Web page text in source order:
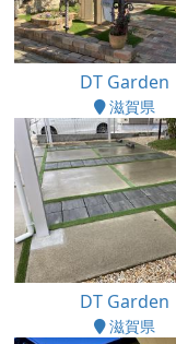
DT Garden
滋賀県
DT Garden
滋賀県